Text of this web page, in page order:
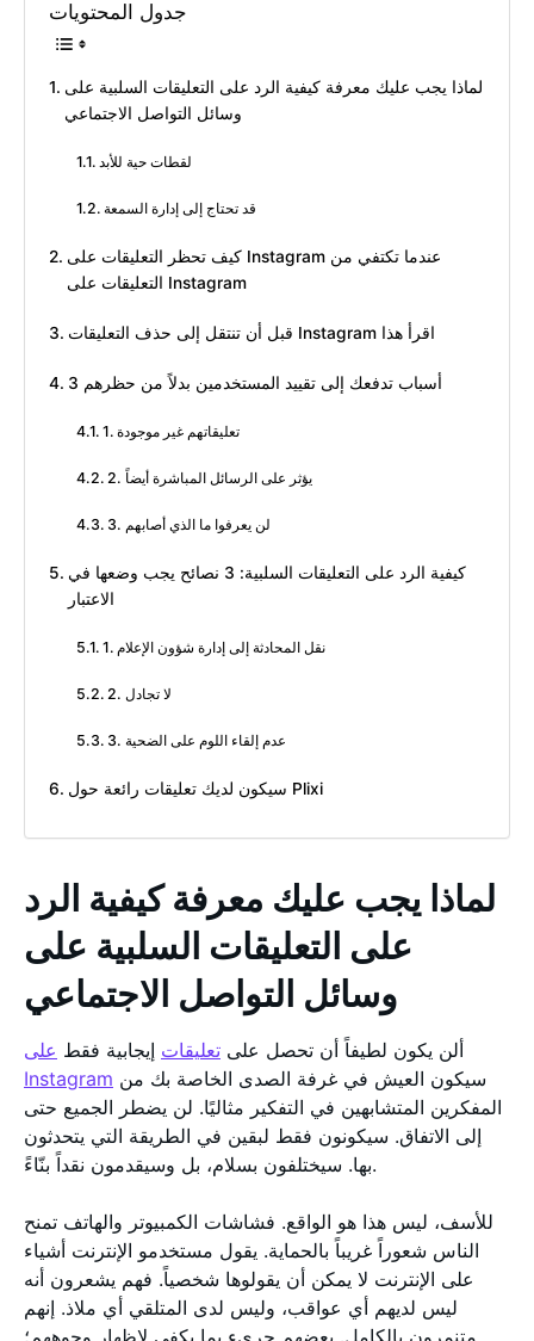
جدول المحتويات
لماذا يجب عليك معرفة كيفية الرد على التعليقات السلبية على
وسائل التواصل الاجتماعي
لقطات حية للأبد
قد تحتاج إلى إدارة السمعة
كيف تحظر التعليقات على Instagram عندما تكتفي من
التعليقات على Instagram
قبل أن تنتقل إلى حذف التعليقات Instagram اقرأ هذا
1. تعليقاتهم غير موجودة
2. يؤثر على الرسائل المباشرة أيضاً
3. لن يعرفوا ما الذي أصابهم
كيفية الرد على التعليقات السلبية: 3 نصائح يجب وضعها في
الاعتبار
1. نقل المحادثة إلى إدارة شؤون الإعلام
2. لا تجادل
3. عدم إلقاء اللوم على الضحية
سيكون لديك تعليقات رائعة حول Plixi
لماذا يجب عليك معرفة كيفية الرد
على التعليقات السلبية على
وسائل التواصل الاجتماعي
ألن يكون لطيفاً أن تحصل على تعليقات إيجابية فقط على
Instagram
المفكرين المتشابهين في التفكير مثاليًا. لن يضطر الجميع حتى
إلى الاتفاق. سيكونون فقط لبقين في الطريقة التي يتحدثون
بها. سيختلفون بسلام، بل وسيقدمون نقداً بنّاءً.
للأسف، ليس هذا هو الواقع. فشاشات الكمبيوتر والهاتف تمنح
الناس شعوراً غريباً بالحماية. يقول مستخدمو الإنترنت أشياء
على الإنترنت لا يمكن أن يقولوها شخصياً. فهم يشعرون أنه
ليس لديهم أي عواقب، وليس لدى المتلقي أي ملاذ. إنهم
متنمرون بالكامل. بعضهم جريء بما يكفي لإظهار وجوههم؛